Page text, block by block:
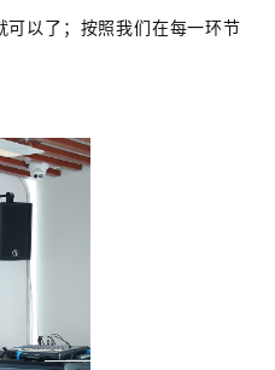
以了；按照我们在每一环节